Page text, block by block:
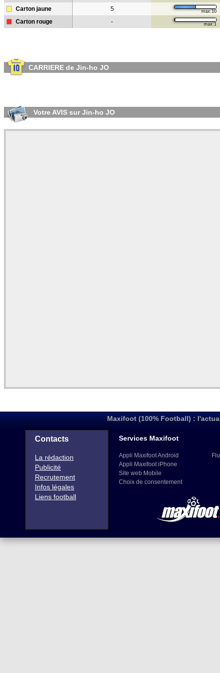
Carton jaune 5 max:10
Carton rouge - max:1
CARRIERE de Jin-ho JO
Votre AVIS sur Jin-ho JO
Maxifoot (100% Football) :
Contacts
La rédaction
Publicité
Recrutement
Infos légales
Liens football
Services Maxifoot
Appli Maxifoot Android
Appli Maxifoot iPhone
Site web Mobile
Choix de consentement